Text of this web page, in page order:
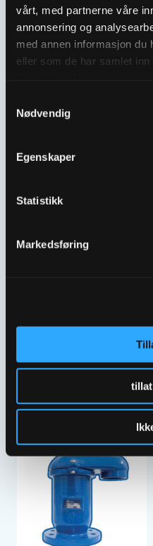
vårt, med partnerne våre
annonsering og
med annen informasjon du
eller som de har samlet
Nødvendig
Egenskaper
Statistikk
Markedsføring
DN080 MS-DAV-KA
DOROT LUFTEVENTIL